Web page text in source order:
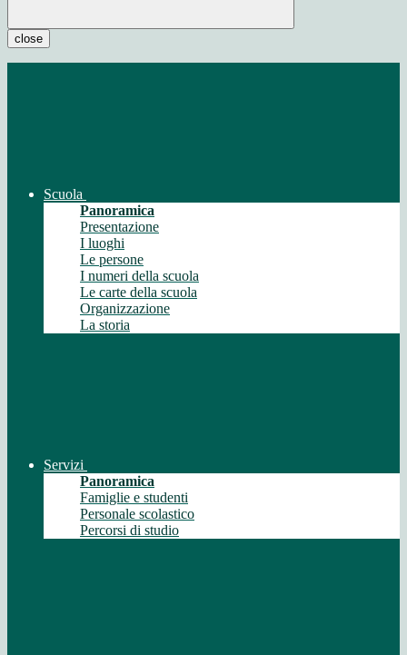
close
Scuola
Panoramica
Presentazione
I luoghi
Le persone
I numeri della scuola
Le carte della scuola
Organizzazione
La storia
Servizi
Panoramica
Famiglie e studenti
Personale scolastico
Percorsi di studio